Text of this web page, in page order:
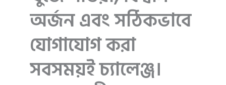
অর্জন এবং সঠিকভাবে
যোগাযোগ করা
সবসময়ই চ্যালেঞ্জ।